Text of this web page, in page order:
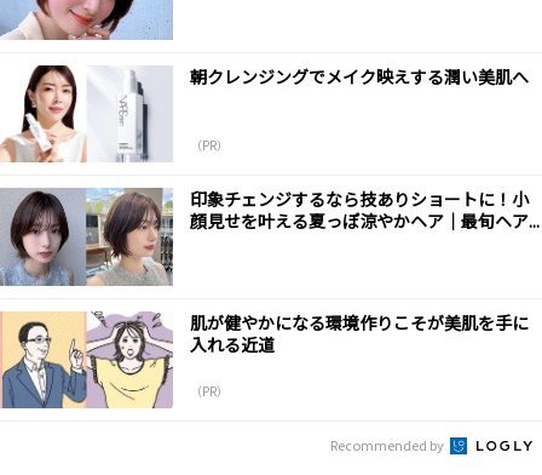
朝クレンジングでメイク映えする潤い美肌へ
（PR）
印象チェンジするなら技ありショートに！小
顔見せを叶える夏っぽ涼やかヘア｜最旬ヘア...
肌が健やかになる環境作りこそが美肌を手に
入れる近道
（PR）
Recommended by